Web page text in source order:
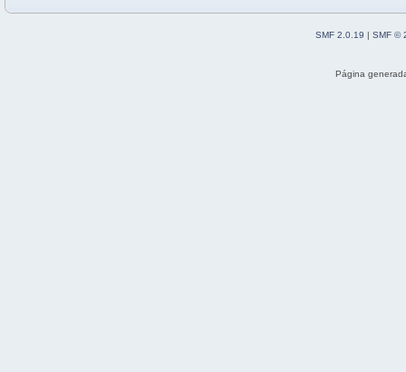
SMF 2.0.19 | SMF ©
Página